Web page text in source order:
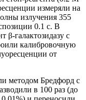
измеряли на
излучения 355
0.1 с. В
β-галактозидазу с
калибровочную
от
методом Бредфорд с
в 100 раз (до